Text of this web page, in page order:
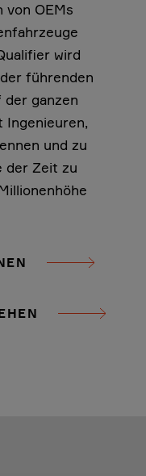
OEMs
wird
führenden
ganzen
Ingenieuren,
und zu
der Zeit zu